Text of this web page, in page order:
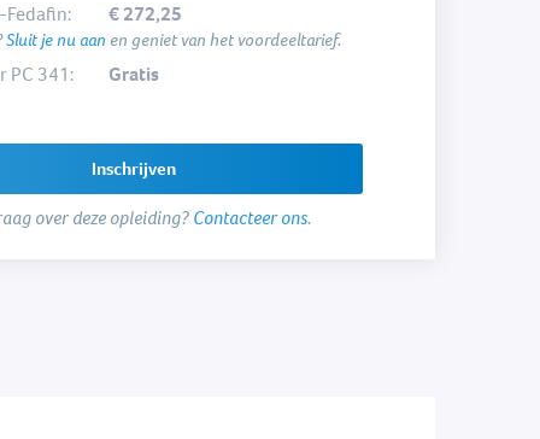
Fedafin: € 272,25
Sluit je nu aan en geniet van het voordeeltarief.
PC 341: Gratis
Inschrijven
over deze opleiding?Contacteer ons.